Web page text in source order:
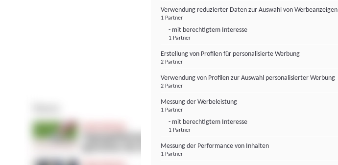
Verwendung reduzierter Daten zur Auswahl von Werbeanzeigen
1 Partner
- mit berechtigtem Interesse
1 Partner
Erstellung von Profilen für personalisierte Werbung
2 Partner
Verwendung von Profilen zur Auswahl personalisierter Werbung
2 Partner
Messung der Werbeleistung
1 Partner
- mit berechtigtem Interesse
1 Partner
Messung der Performance von Inhalten
1 Partner